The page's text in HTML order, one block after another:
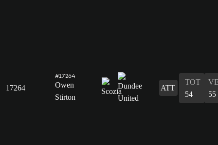
17264
#17264
Owen
Stirton
ATT
TOT
54
55